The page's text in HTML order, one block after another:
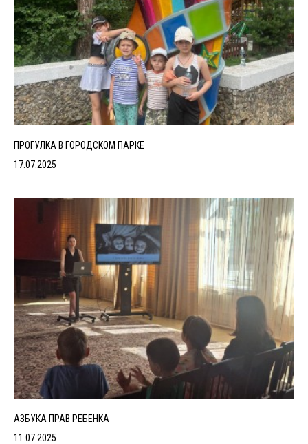
ПРОГУЛКА В ГОРОДСКОМ ПАРКЕ
17.07.2025
АЗБУКА ПРАВ РЕБЕНКА
11.07.2025